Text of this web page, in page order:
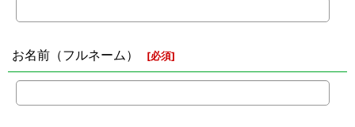
お名前（フルネーム） [必須]